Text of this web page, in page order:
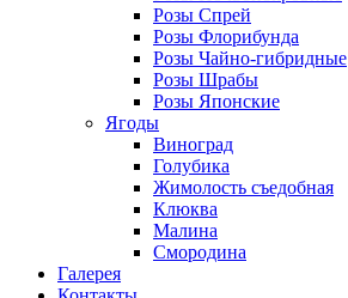
Розы Спрей
Розы Флорибунда
Розы Чайно-гибридные
Розы Шрабы
Розы Японские
Ягоды
Виноград
Голубика
Жимолость съедобная
Клюква
Малина
Смородина
Галерея